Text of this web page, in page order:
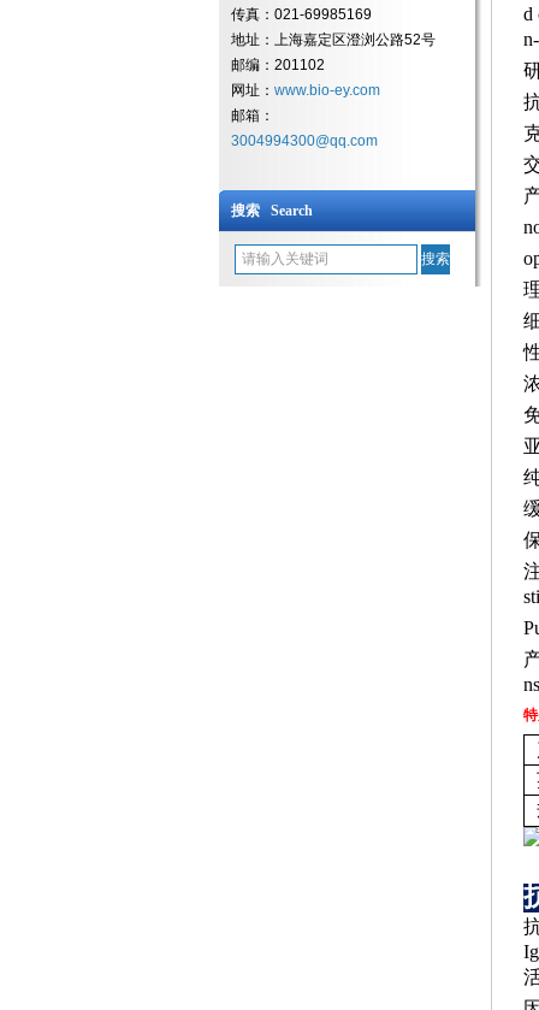
传真：021-69985169
地址：上海嘉定区澄浏公路52号
邮编：201102
网址： www.bio-ey.com
邮箱：
3004994300@qq.com
搜索 Search
d